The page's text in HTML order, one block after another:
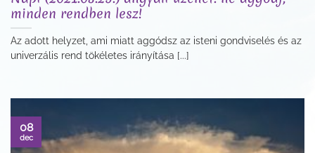
minden rendben lesz!
Az adott helyzet, ami miatt aggódsz az isteni gondviselés és az
univerzális rend tökéletes irányítása [...]
08
dec